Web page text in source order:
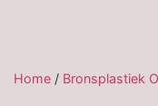
Home / Bronsplastiek